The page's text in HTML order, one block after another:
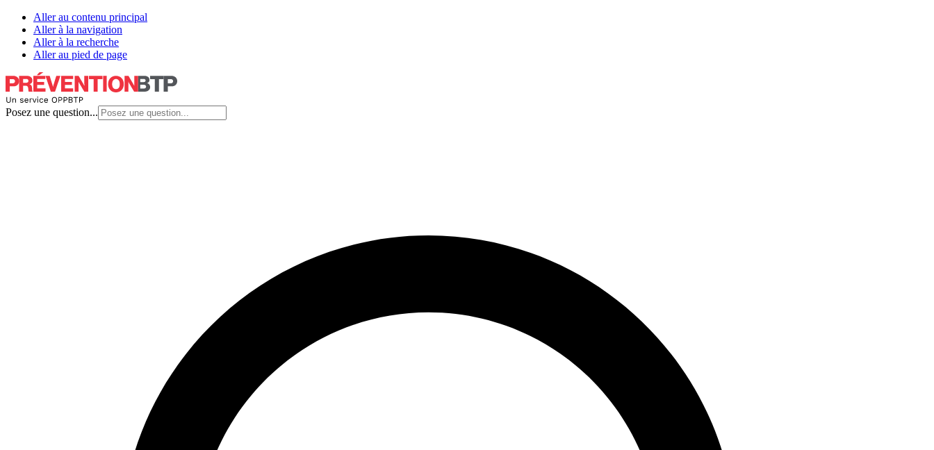
Aller au contenu principal
Aller à la navigation
Aller à la recherche
Aller au pied de page
Posez une question...